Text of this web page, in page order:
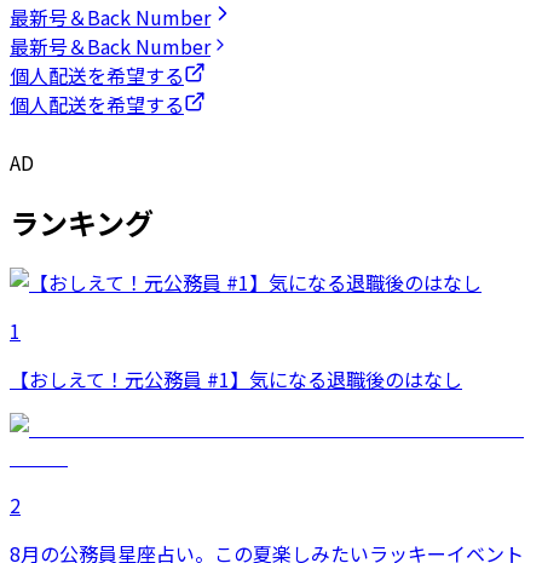
最新号＆Back Number
最新号＆Back Number
個人配送を希望する
個人配送を希望する
AD
ランキング
1
【おしえて！元公務員 #1】気になる退職後のはなし
2
8月の公務員星座占い。この夏楽しみたいラッキーイベント